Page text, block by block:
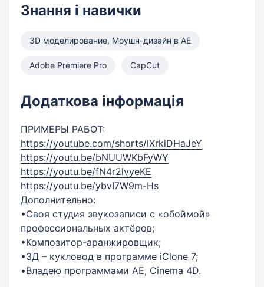
Знання і навички
3D моделирование, Моушн-дизайн в АЕ
Adobe Premiere Pro CapCut
Додаткова інформація
ПРИМЕРЫ РАБОТ:
https://youtube.com/shorts/lXrkiDHaJeY
https://youtu.be/bNUUWKbFyWY
https://youtu.be/fN4r2lvyeKE
https://youtu.be/ybvI7W9m-Hs
Дополнительно:
•Своя студия звукозаписи с «обоймой»
профессиональных актёров;
•Композитор-аранжировщик;
•3Д – кукловод в программе iClone 7;
•Владею программами AE, Cinema 4D.